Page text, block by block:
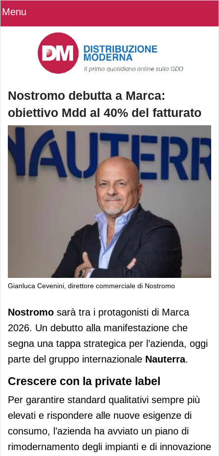
Menu
Nostromo debutta a Marca:
obiettivo Mdd al 40% del fatturato
Gianluca Cevenini, direttore commerciale di Nostromo
Nostromo debutta a Marca: obiettivo
Mdd al 40% del fatturato
Nostromo sarà tra i protagonisti di Marca
2026. Un debutto alla manifestazione che
segna una tappa strategica per l’azienda, oggi
parte del gruppo internazionale Nauterra.
Crescere con la private label
Per garantire standard qualitativi sempre più
elevati e rispondere alle nuove esigenze di
consumo, l’azienda ha avviato un piano di
rimodernamento degli impianti e di innovazione